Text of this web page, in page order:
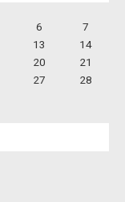
6
7
13
14
20
21
27
28